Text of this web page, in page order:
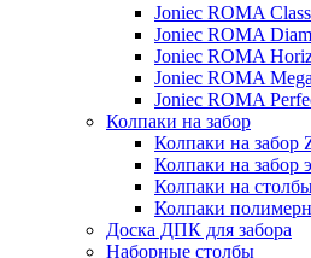
Joniec ROMA
Joniec ROMA
Joniec ROMA
Joniec ROMA Mega
Joniec ROMA
Колпаки на забор
Колпаки на забор
Колпаки на забор
Колпаки на
Колпаки
Доска ДПК для забора
Наборные столбы